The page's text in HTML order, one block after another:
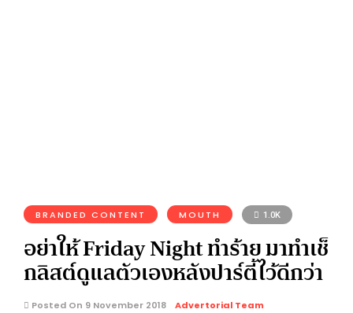
BRANDED CONTENT MOUTH 1.0K
อย่าให้ Friday Night ทำร้าย มาทำเช็
กลิสต์ดูแลตัวเองหลังปาร์ตี้ไว้ดีกว่า
Posted On 9 November 2018 Advertorial Team